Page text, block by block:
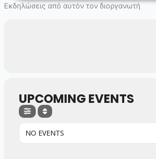
Skip
Εκδηλώσεις από αυτόν τον διοργανωτή
UPCOMING EVENTS
NO EVENTS